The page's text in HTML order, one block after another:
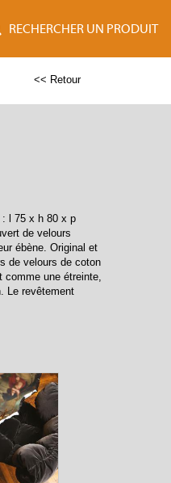
RECHERCHER UN PRODUIT
<< Retour
: l 75 x h 80 x p
de velours
ébène. Original et
de velours de coton
comme une étreinte,
Le revêtement